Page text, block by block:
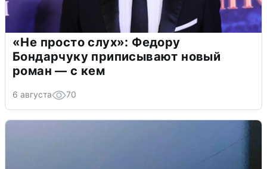
«Не просто слух»: Федору
Бондарчуку приписывают новый
роман — с кем
6 августа 70